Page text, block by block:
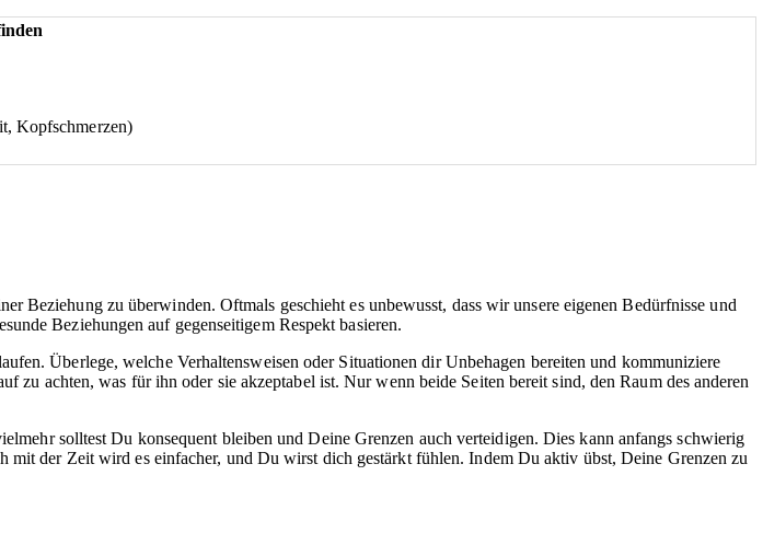
Kopfschmerzen)
Beziehung zu überwinden. Oftmals geschieht es unbewusst, dass wir unsere eigenen Bedürfnisse und
Beziehungen auf gegenseitigem Respekt basieren.
Überlege, welche Verhaltensweisen oder Situationen dir Unbehagen bereiten und kommuniziere
zu achten, was für ihn oder sie akzeptabel ist. Nur wenn beide Seiten bereit sind, den Raum des anderen
solltest Du konsequent bleiben und Deine Grenzen auch verteidigen. Dies kann anfangs schwierig
der Zeit wird es einfacher, und Du wirst dich gestärkt fühlen. Indem Du aktiv übst, Deine Grenzen zu